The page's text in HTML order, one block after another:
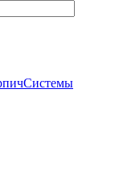
Системы